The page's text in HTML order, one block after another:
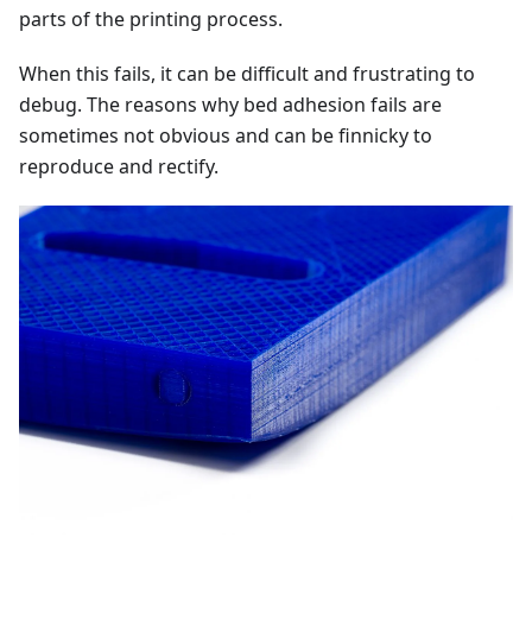
parts of the printing process.
When this fails, it can be difficult and frustrating to
debug. The reasons why bed adhesion fails are
sometimes not obvious and can be finnicky to
reproduce and rectify.